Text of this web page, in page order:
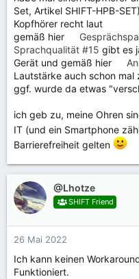
Set, Artikel SHIFT-HPB-
Kopfhörer recht laut
gemäß hier
Sprachqualität #15 gibt es
Gerät und gemäß hier
Lautstärke auch schon mal
ggf. wurde da etwas
ich geb zu, meine Ohren
IT (und ein Smartphone
Barrierefreiheit gelten
@Lhotze
SHIFT Friend
26 Mai 2022
Ich kann keinen
Funktioniert.